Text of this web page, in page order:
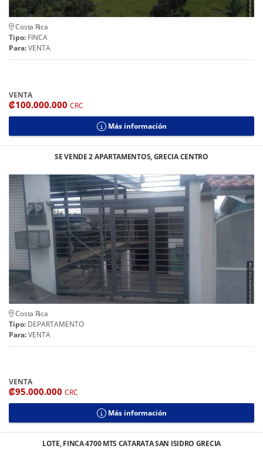
Costa Rica
Tipo: FINCA
Para:VENTA
VENTA
₡100.000.000 CRC
Más información
SE VENDE 2 APARTAMENTOS, GRECIA CENTRO
Costa Rica
Tipo: DEPARTAMENTO
Para:VENTA
VENTA
₡95.000.000 CRC
Más información
LOTE, FINCA 4700 MTS CATARATA SAN ISIDRO GRECIA